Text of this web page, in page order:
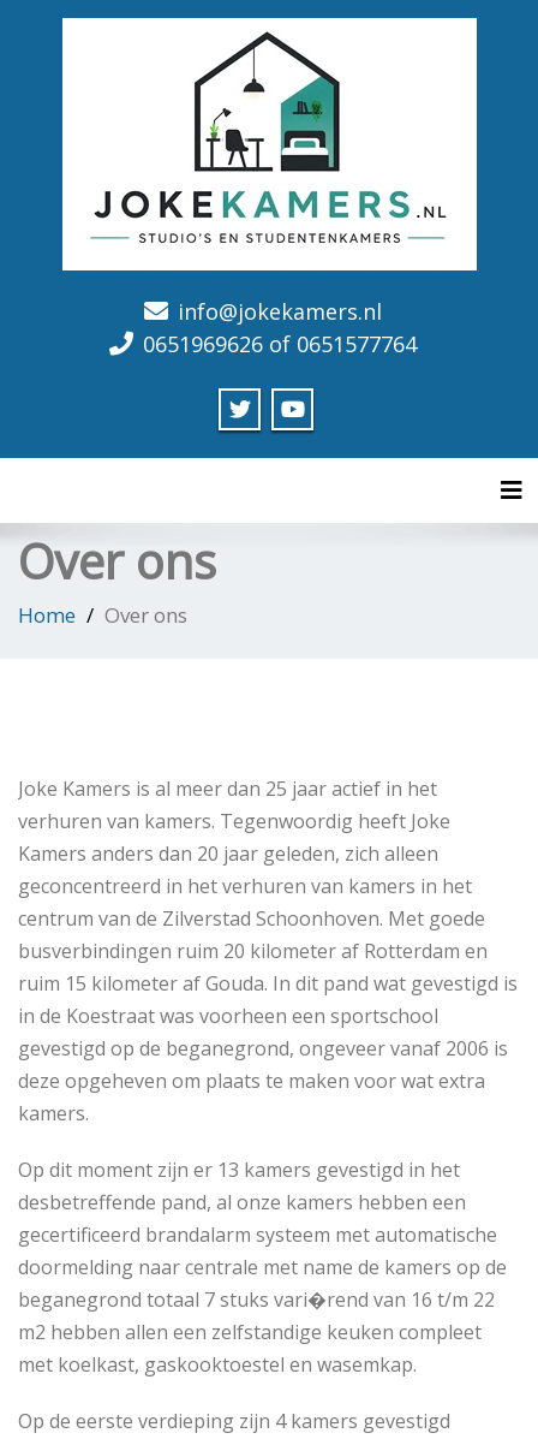
info@jokekamers.nl
0651969626 of 0651577764
Over ons
Home Over ons
Joke Kamers is al meer dan 25 jaar actief in het
verhuren van kamers. Tegenwoordig heeft Joke
Kamers anders dan 20 jaar geleden, zich alleen
geconcentreerd in het verhuren van kamers in het
centrum van de Zilverstad Schoonhoven. Met goede
busverbindingen ruim 20 kilometer af Rotterdam en
ruim 15 kilometer af Gouda. In dit pand wat gevestigd is
in de Koestraat was voorheen een sportschool
gevestigd op de beganegrond, ongeveer vanaf 2006 is
deze opgeheven om plaats te maken voor wat extra
kamers.
Op dit moment zijn er 13 kamers gevestigd in het
desbetreffende pand, al onze kamers hebben een
gecertificeerd brandalarm systeem met automatische
doormelding naar centrale met name de kamers op de
beganegrond totaal 7 stuks vari�rend van 16 t/m 22
m2 hebben allen een zelfstandige keuken compleet
met koelkast, gaskooktoestel en wasemkap.
Op de eerste verdieping zijn 4 kamers gevestigd